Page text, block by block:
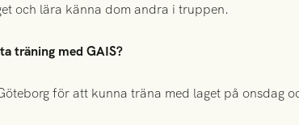
och lära känna dom andra i truppen.
träning med GAIS?
för att kunna träna med laget på onsdag